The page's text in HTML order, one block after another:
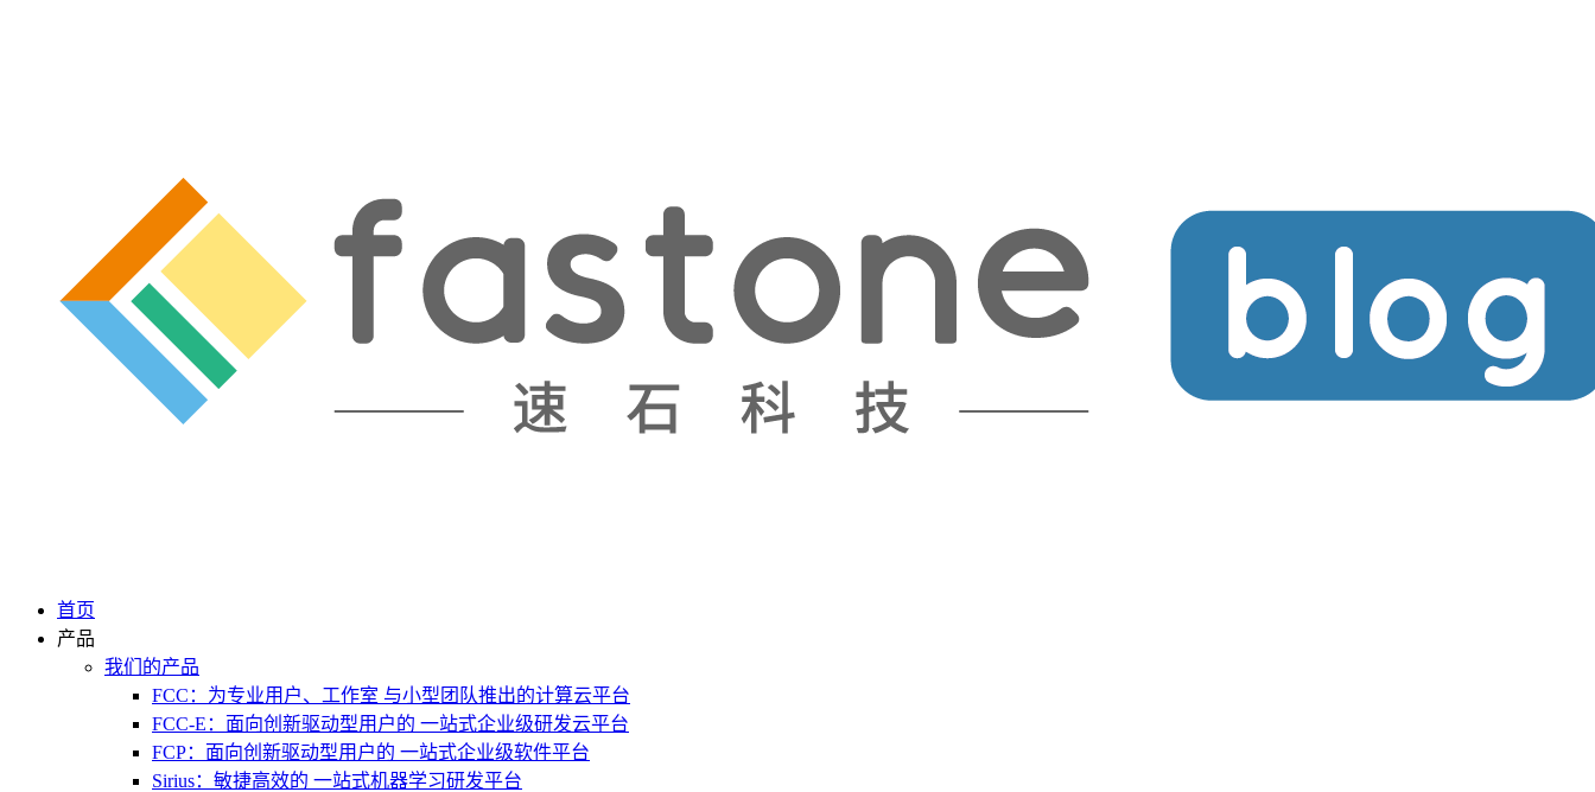
首页
产品
我们的产品
FCC：为专业用户、工作室 与小型团队推出的计算云平台
FCC-E：面向创新驱动型用户的 一站式企业级研发云平台
FCP：面向创新驱动型用户的 一站式企业级软件平台
Sirius：敏捷高效的 一站式机器学习研发平台